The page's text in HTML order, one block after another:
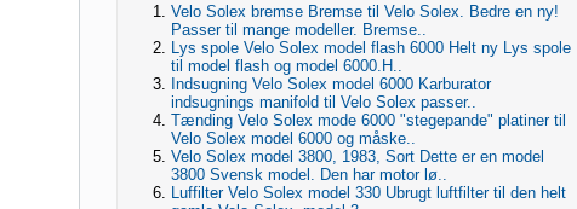
Velo Solex bremse Bremse til Velo Solex. Bedre en ny!
Passer til mange modeller. Bremse..
Lys spole Velo Solex model flash 6000 Helt ny Lys spole
til model flash og model 6000.H..
Indsugning Velo Solex model 6000 Karburator
indsugnings manifold til Velo Solex passer..
Tænding Velo Solex mode 6000 "stegepande" platiner til
Velo Solex model 6000 og måske..
Velo Solex model 3800, 1983, Sort Dette er en model
3800 Svensk model. Den har motor lø..
Luffilter Velo Solex model 330 Ubrugt luftfilter til den helt